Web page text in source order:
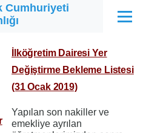
Cumhuriyeti
Menü
İlköğretim Dairesi Yer
Değiştirme Bekleme Listesi
(31 Ocak 2019)
Yapılan son nakiller ve
emekliye ayrılan